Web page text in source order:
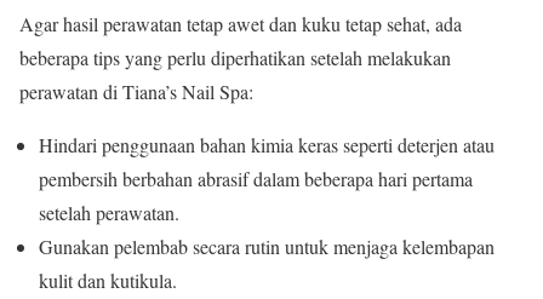
Agar hasil perawatan tetap awet dan kuku tetap sehat, ada
beberapa tips yang perlu diperhatikan setelah melakukan
perawatan di Tiana’s Nail Spa:
Hindari penggunaan bahan kimia keras seperti deterjen atau
pembersih berbahan abrasif dalam beberapa hari pertama
setelah perawatan.
Gunakan pelembab secara rutin untuk menjaga kelembapan
kulit dan kutikula.